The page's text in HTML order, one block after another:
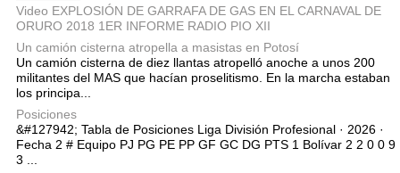
Video EXPLOSIÓN DE GARRAFA DE GAS EN EL CARNAVAL DE
ORURO 2018 1ER INFORME RADIO PIO XII
Un camión cisterna atropella a masistas en Potosí
Un camión cisterna de diez llantas atropelló anoche a unos 200
militantes del MAS que hacían proselitismo. En la marcha estaban
los principa...
Posiciones
&#127942; Tabla de Posiciones Liga División Profesional · 2026 ·
Fecha 2 # Equipo PJ PG PE PP GF GC DG PTS 1 Bolívar 2 2 0 0 9
3 ...